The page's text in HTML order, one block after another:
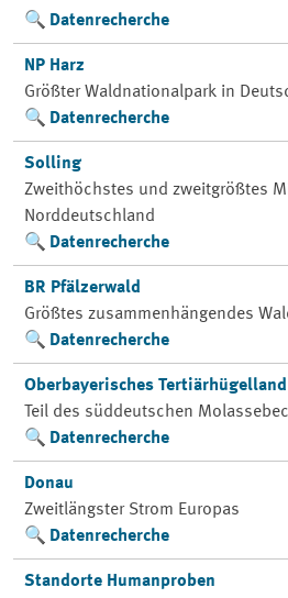
Datenrecherche
NP Harz
Größter Waldnationalpark in
Datenrecherche
Solling
Zweithöchstes und zweitgrößtes
Norddeutschland
Datenrecherche
BR Pfälzerwald
Größtes zusammenhängendes
Datenrecherche
Oberbayerisches Tertiärhügelland
Teil des süddeutschen
Datenrecherche
Donau
Zweitlängster Strom Europas
Datenrecherche
Standorte Humanproben